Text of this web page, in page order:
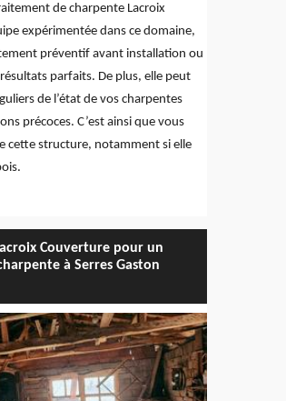
de charpente Lacroix
expérimentée dans ce domaine,
préventif avant installation ou
parfaits. De plus, elle peut
de l’état de vos charpentes
précoces. C’est ainsi que vous
cette structure, notamment si elle
Couverture pour un
à Serres Gaston